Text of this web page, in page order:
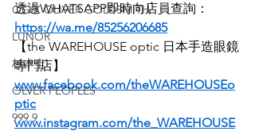
OG X OLIVER GOLDSMITH
LUNOR
杉本圭
OLVER PEOPLES
999.9
透過WHATSAPP即時向店員查詢：
https://wa.me/85256206685
【the WAREHOUSE optic 日本手造眼鏡
專門店】
www.facebook.com/theWAREHOUSEo
ptic
www.instagram.com/the_WAREHOUSE